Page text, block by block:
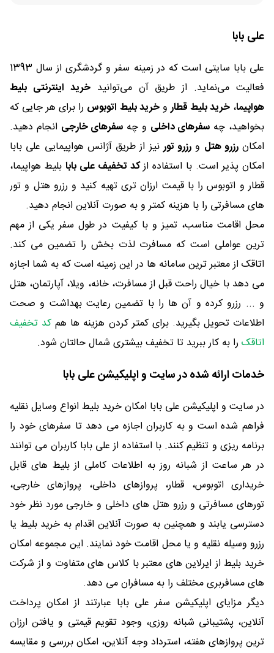
علی بابا
علی بابا سایتی است که در زمینه سفر و گردشگری از سال 1393
فعالیت می‌نماید. از طریق آن می‌توانیدخرید اینترنتی بلیط
هواپیما،خرید بلیط قطاروخرید بلیط اتوبوس را برای هر جایی که
بخواهید، چه سفرهای داخلی و چه سفرهای خارجی انجام دهید.
امکانرزرو هتل و رزرو تورنیز از طریق آژانس هواپیمایی علی بابا
امکان پذیر است. با استفاده ازکد تخفیف علی بابا بلیط هواپیما،
قطار و اتوبوس را با قیمت ارزان تری تهیه کنید و رزرو هتل و تور
های مسافرتی را با هزینه کمتر و به صورت آنلاین انجام دهید.
محل اقامت مناسب، تمیز و با کیفیت در طول سفر یکی از مهم
ترین عواملی است که مسافرت لذت بخش را تضمین می کند.
اتاقک از معتبر ترین سامانه ها در این زمینه است که به شما اجازه
می دهد با خیال راحت قبل از مسافرت، خانه، ویلا، آپارتمان، هتل
و ... رزرو کرده و آن ها را با تضمین رعایت بهداشت و صحت
اطلاعات تحویل بگیرید. برای کمتر کردن هزینه ها هم کد تخفیف
اتاقک را به کار ببرید تا تخفیف بیشتری شمال حالتان شود.
خدمات ارائه شده در سایت و اپلیکیشن علی بابا
در سایت و اپلیکیشن علی بابا امکان خرید بلیط انواع وسایل نقلیه
فراهم شده است و به کاربران اجازه می دهد تا سفرهای خود را
برنامه ریزی و تنظیم کنند. با استفاده از علی بابا کاربران می توانند
در هر ساعت از شبانه روز به اطلاعات کاملی از بلیط های قابل
خریداری اتوبوس، قطار، پروازهای داخلی، پروازهای خارجی،
تورهای مسافرتی و رزرو هتل های داخلی و خارجی مورد نظر خود
دسترسی یابند و همچنین به صورت آنلاین اقدام به خرید بلیط یا
رزرو وسیله نقلیه و یا محل اقامت خود نمایند. این مجموعه امکان
خرید بلیط از ایرلاین های معتبر با کلاس های متفاوت و از شرکت
های مسافربری مختلف را به مسافران می دهد.
دیگر مزایای اپلیکیشن سفر علی بابا عبارتند از امکان پرداخت
آنلاین، پشتیبانی شبانه روزی، وجود تقویم قیمتی و یافتن ارزان
ترین پروازهای هفته، استرداد وجه آنلاین، امکان بررسی و مقایسه